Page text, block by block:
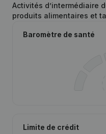
Activités d’intermédiaire
produits alimentaires et
Baromètre de santé
Limite de crédit